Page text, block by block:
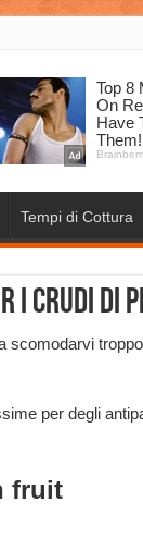
Tempi di Cottura
i crudi di
scomodarvi
per degli
fruit